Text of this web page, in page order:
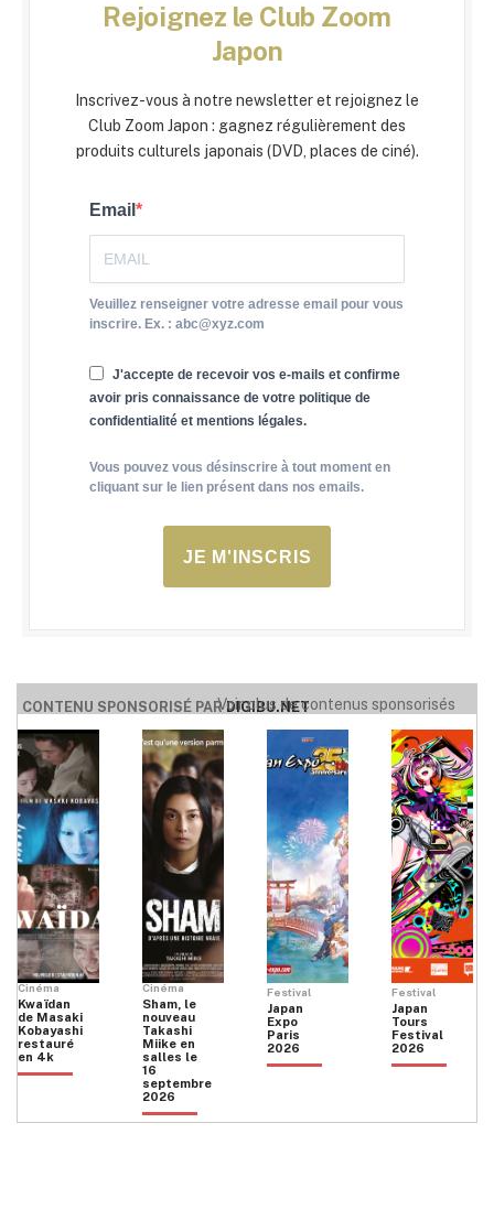
Rejoignez le Club Zoom
Japon
Inscrivez-vous à notre newsletter et rejoignez le
Club Zoom Japon : gagnez régulièrement des
produits culturels japonais (DVD, places de ciné).
Email
Veuillez renseigner votre adresse email pour vous
inscrire. Ex. : abc@xyz.com
J'accepte de recevoir vos e-mails et confirme
avoir pris connaissance de votre politique de
confidentialité et mentions légales.
Vous pouvez vous désinscrire à tout moment en
cliquant sur le lien présent dans nos emails.
JE M'INSCRIS
CONTENU SPONSORISÉ PARDIGIBU.NET
Voir plus de contenus sponsorisés
Cinéma
Kwaïdan
de Masaki
Kobayashi
restauré
en 4k
Cinéma
Sham, le
nouveau
Takashi
Miike en
salles le
16
septembre
2026
Festival
Japan
Expo
Paris
2026
Festival
Japan
Tours
Festival
2026